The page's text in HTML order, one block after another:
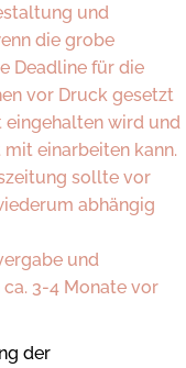
und
die grobe
Deadline für die
vor Druck gesetzt
eingehalten wird und
einarbeiten kann.
sollte vor
abhängig
und
3-4 Monate vor
der